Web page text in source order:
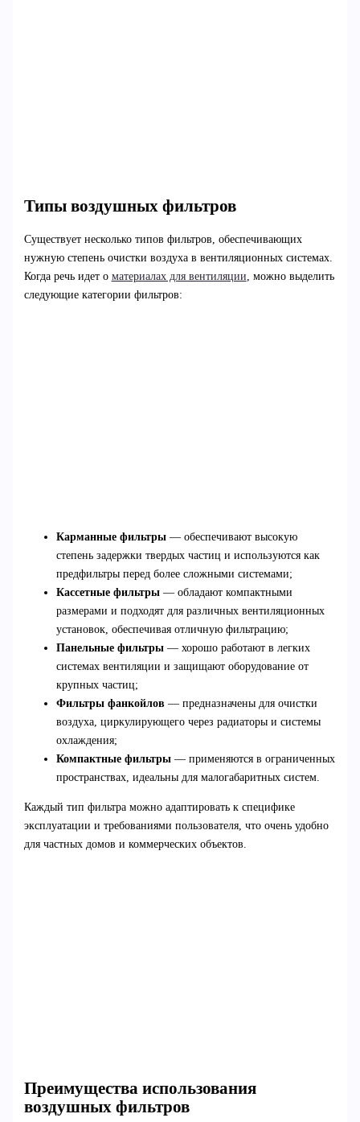
Типы воздушных фильтров
Существует несколько типов фильтров, обеспечивающих
нужную степень очистки воздуха в вентиляционных системах.
Когда речь идет о материалах для вентиляции , можно выделить
следующие категории фильтров:
Карманные фильтры— обеспечивают высокую
степень задержки твердых частиц и используются как
предфильтры перед более сложными системами;
Кассетные фильтры— обладают компактными
размерами и подходят для различных вентиляционных
установок, обеспечивая отличную фильтрацию;
Панельные фильтры— хорошо работают в легких
системах вентиляции и защищают оборудование от
крупных частиц;
Фильтры фанкойлов — предназначены для очистки
воздуха, циркулирующего через радиаторы и системы
охлаждения;
Компактные фильтры— применяются в ограниченных
пространствах, идеальны для малогабаритных систем.
Каждый тип фильтра можно адаптировать к специфике
эксплуатации и требованиями пользователя, что очень удобно
для частных домов и коммерческих объектов.
Преимущества использования
воздушных фильтров